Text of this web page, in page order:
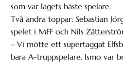
som var lagets bäste spelare.
Två andra toppar: Sebastian
spelet i MFF och Nils
– Vi mötte ett supertaggat
bara A-truppspelare. Ismo var